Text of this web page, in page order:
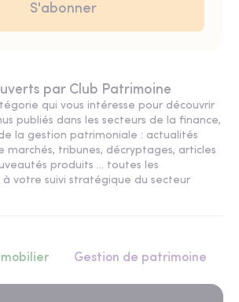
par Club Patrimoine
qui vous intéresse pour découvrir
publiés dans les secteurs de la finance,
la gestion patrimoniale : actualités
marchés, tribunes, décryptages, articles
produits ... toutes les
votre suivi stratégique du secteur
Gestion de patrimoine